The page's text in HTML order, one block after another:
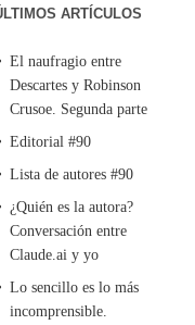
ARTÍCULOS
El naufragio entre
Descartes y Robinson
Crusoe. Segunda parte
Editorial #90
Lista de autores #90
¿Quién es la autora?
Conversación entre
Claude.ai y yo
Lo sencillo es lo más
incomprensible.